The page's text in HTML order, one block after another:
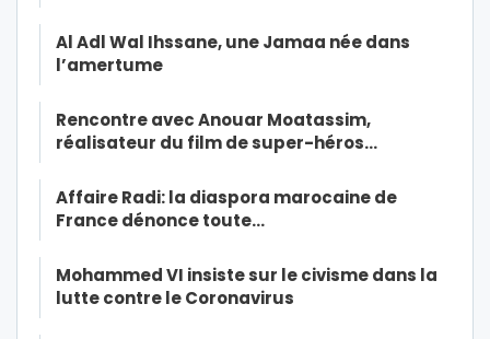
Al Adl Wal Ihssane, une Jamaa née dans
l’amertume
Rencontre avec Anouar Moatassim,
réalisateur du film de super-héros…
Affaire Radi: la diaspora marocaine de
France dénonce toute…
Mohammed VI insiste sur le civisme dans la
lutte contre le Coronavirus